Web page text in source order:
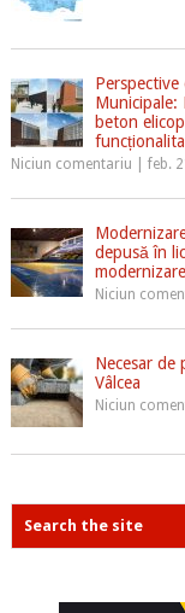
Municipale:
beton
Niciun comentariu feb.
depusă în
Niciun
Necesar de
Vâlcea
Niciun